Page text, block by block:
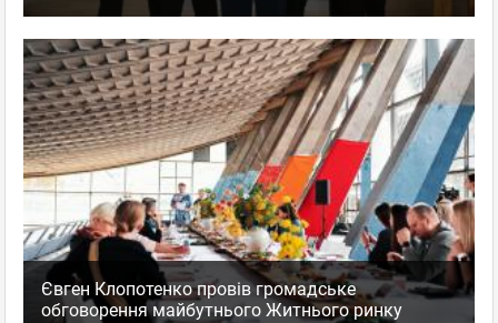
Євген Клопотенко провів громадське
обговорення майбутнього Житнього ринку